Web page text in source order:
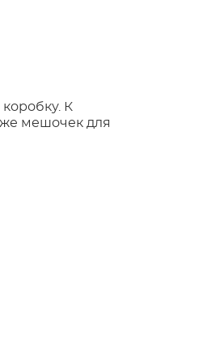
К
мешочек для